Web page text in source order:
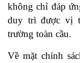
không chỉ đáp
duy trì được vị
trường toàn cầu.
Về mặt chính